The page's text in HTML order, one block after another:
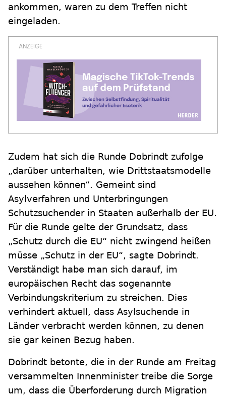
ankommen, waren zu dem Treffen nicht
eingeladen.
Zudem hat sich die Runde Dobrindt zufolge
„darüber unterhalten, wie Drittstaatsmodelle
aussehen können“. Gemeint sind
Asylverfahren und Unterbringungen
Schutzsuchender in Staaten außerhalb der EU.
Für die Runde gelte der Grundsatz, dass
„Schutz durch die EU“ nicht zwingend heißen
müsse „Schutz in der EU“, sagte Dobrindt.
Verständigt habe man sich darauf, im
europäischen Recht das sogenannte
Verbindungskriterium zu streichen. Dies
verhindert aktuell, dass Asylsuchende in
Länder verbracht werden können, zu denen
sie gar keinen Bezug haben.
Dobrindt betonte, die in der Runde am Freitag
versammelten Innenminister treibe die Sorge
um, dass die Überforderung durch Migration